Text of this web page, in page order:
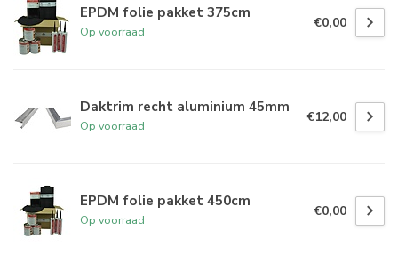
EPDM folie pakket 375cm
Op voorraad
€0,00
Daktrim recht aluminium 45mm
Op voorraad
€12,00
EPDM folie pakket 450cm
Op voorraad
€0,00